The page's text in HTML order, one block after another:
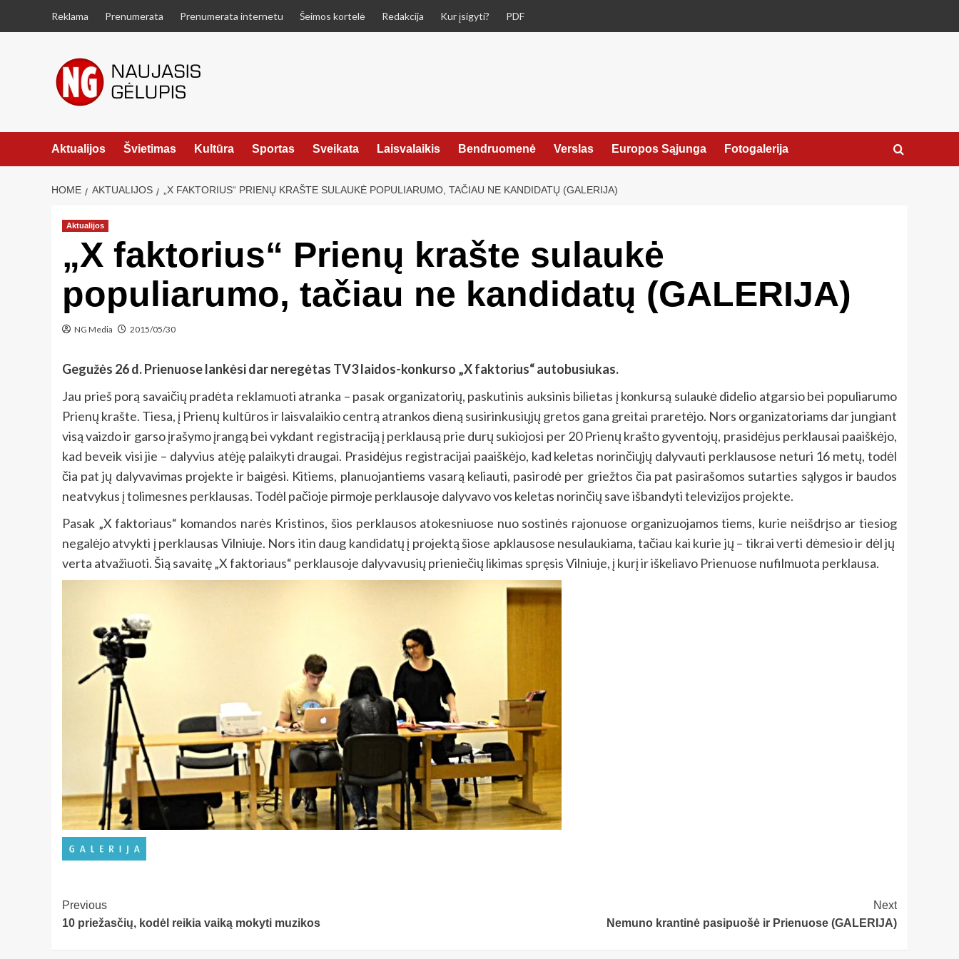
Reklama Prenumerata Prenumerata internetu Šeimos kortelė Redakcija Kur įsigyti? PDF
Aktualijos Švietimas Kultūra Sportas Sveikata Laisvalaikis Bendruomenė Verslas Europos Sąjunga Fotogalerija
HOME AKTUALIJOS „X FAKTORIUS“ PRIENŲ KRAŠTE SULAUKĖ POPULIARUMO, TAČIAU NE KANDIDATŲ (GALERIJA)
Aktualijos
„X faktorius“ Prienų krašte sulaukė
populiarumo, tačiau ne kandidatų (GALERIJA)
NG Media 2015/05/30
Gegužės 26 d. Prienuose lankėsi dar neregėtas TV3 laidos-konkurso „X faktorius“ autobusiukas.
Jau prieš porą savaičių pradėta reklamuoti atranka – pasak organizatorių, paskutinis auksinis bilietas į konkursą sulaukė didelio atgarsio bei populiarumo
Prienų krašte. Tiesa, į Prienų kultūros ir laisvalaikio centrą atrankos dieną susirinkusiųjų gretos gana greitai praretėjo. Nors organizatoriams dar jungiant
visą vaizdo ir garso įrašymo įrangą bei vykdant registraciją į perklausą prie durų sukiojosi per 20 Prienų krašto gyventojų, prasidėjus perklausai paaiškėjo,
kad beveik visi jie – dalyvius atėję palaikyti draugai. Prasidėjus registracijai paaiškėjo, kad keletas norinčiųjų dalyvauti perklausose neturi 16 metų, todėl
čia pat jų dalyvavimas projekte ir baigėsi. Kitiems, planuojantiems vasarą keliauti, pasirodė per griežtos čia pat pasirašomos sutarties sąlygos ir baudos
neatvykus į tolimesnes perklausas. Todėl pačioje pirmoje perklausoje dalyvavo vos keletas norinčių save išbandyti televizijos projekte.
Pasak „X faktoriaus“ komandos narės Kristinos, šios perklausos atokesniuose nuo sostinės rajonuose organizuojamos tiems, kurie neišdrįso ar tiesiog
negalėjo atvykti į perklausas Vilniuje. Nors itin daug kandidatų į projektą šiose apklausose nesulaukiama, tačiau kai kurie jų – tikrai verti dėmesio ir dėl jų
verta atvažiuoti. Šią savaitę „X faktoriaus“ perklausoje dalyvavusių prieniečių likimas spręsis Vilniuje, į kurį ir iškeliavo Prienuose nufilmuota perklausa.
Post
Navigation
Previous
10 priežasčių, kodėl reikia vaiką mokyti muzikos
Next
Nemuno krantinė pasipuošė ir Prienuose (GALERIJA)